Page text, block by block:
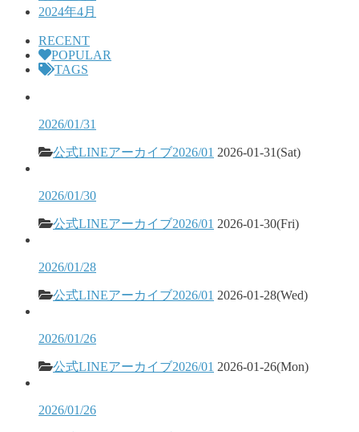
2024年4月
RECENT
POPULAR
TAGS
2026/01/31
公式LINEアーカイブ2026/01 2026-01-31(Sat)
2026/01/30
公式LINEアーカイブ2026/01 2026-01-30(Fri)
2026/01/28
公式LINEアーカイブ2026/01 2026-01-28(Wed)
2026/01/26
公式LINEアーカイブ2026/01 2026-01-26(Mon)
2026/01/26